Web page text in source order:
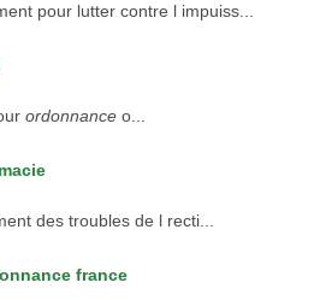
pour lutter contre l impuiss...
ordonnance o...
des troubles de l recti...
france